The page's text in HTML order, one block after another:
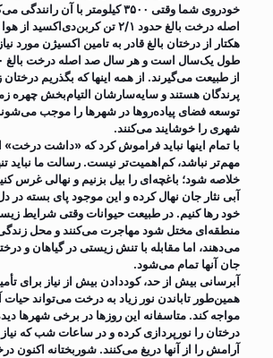
خودروی شما وقتی ۳۵۰۰ کیلومتر با آن
اصله درخت بالغ حدود ۲/۱ تن
از طبیعت می‌گیرند. از همه اینها که بگذریم درختان
پرندگان هستند و سایه‌سارشان التیام‌بخش چهره
توسعه فضای پیاده‌روها در شهرها را موجب
شهری را خوشایند می‌کنند.
با تمام اینها نباید فراموش کرد که «داشت درخت»
مهم‌تر نباشد، کم‌اهمیت‌تر نیست. رسالت ما نباید
خلاصه شود؛ باغچه‌ای را بیل بزنیم و نهالی غرس
آبی نثار جان نهال کرده و این موجود پای بسته در
خود رها کنیم. در طبیعت حیوانات وقتی شرایط
منطقه‌ای مختل شود مهاجرت می‌کنند و محل زندگی
می‌دهند، اما مقابله با تنش زیستی در گیاهان و
جان آنها تمام می‌شود.
آبرسانی بیش از حد، کوددادن بیش از نیاز برای
همین‌طور تاباندن نور زیاد به درخت می‌تواند حیات
مواجه کند. متاسفانه این روزها در برخی شهرها
درختان را نورپردازی کرده و در ساعات شب که نیاز
آرامش را از آنها دریغ می‌کنند. شوربختانه اکنون